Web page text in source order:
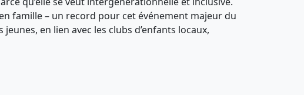
famille – un record pour cet événement majeur du
en lien avec les clubs d’enfants locaux,